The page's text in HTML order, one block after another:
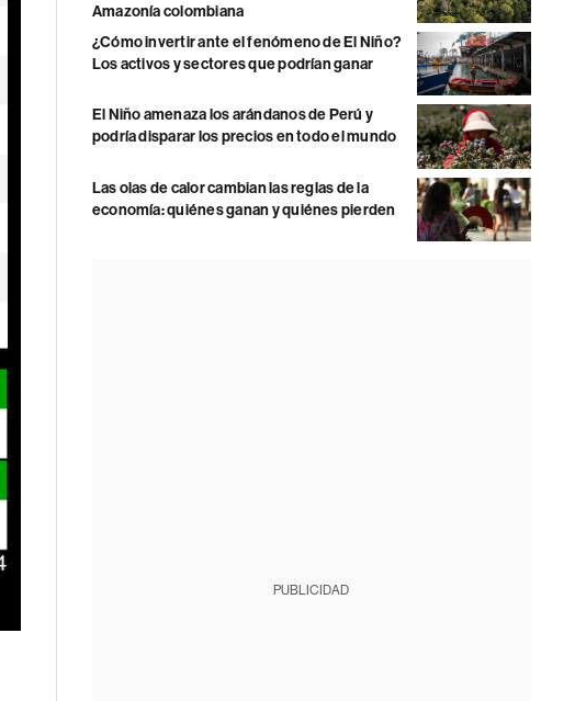
Amazonía colombiana
¿Cómo invertir ante el fenómeno de El Niño?
Los activos y sectores que podrían ganar
El Niño amenaza los arándanos de Perú y
podría disparar los precios en todo el mundo
Las olas de calor cambian las reglas de la
economía: quiénes ganan y quiénes pierden
PUBLICIDAD